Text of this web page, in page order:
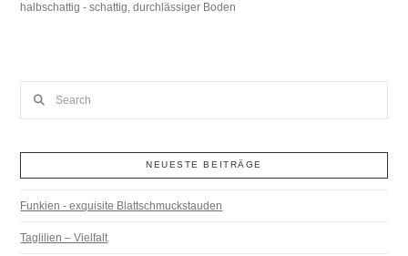
halbschattig - schattig, durchlässiger Boden
NEUESTE BEITRÄGE
Funkien - exquisite Blattschmuckstauden
Taglilien – Vielfalt